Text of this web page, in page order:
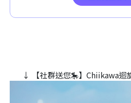
↓ 【社群送您🎠】Chiikawa迴